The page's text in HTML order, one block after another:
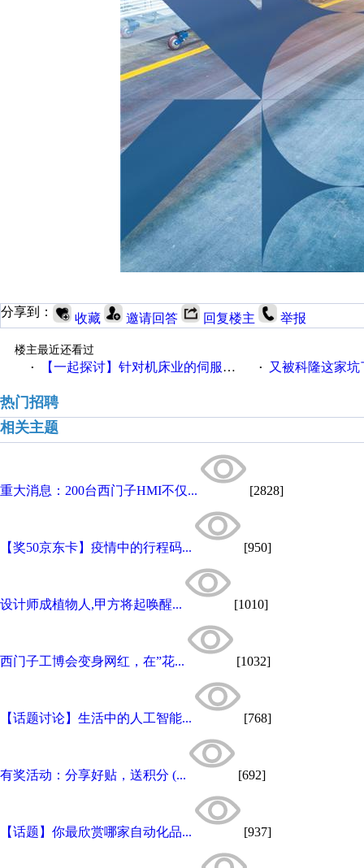
分享到： 收藏 邀请回答 回复楼主 举报
楼主最近还看过
·
【一起探讨】针对机床业的伺服系统发展，您的期望是什么？ · 又被科隆这家坑
热门招聘
相关主题
重大消息：200台西门子HMI不仅... [2828]
【奖50京东卡】疫情中的行程码... [950]
设计师成植物人,甲方将起唤醒... [1010]
西门子工博会变身网红，在”花... [1032]
【话题讨论】生活中的人工智能... [768]
有奖活动：分享好贴，送积分 (... [692]
【话题】你最欣赏哪家自动化品... [937]